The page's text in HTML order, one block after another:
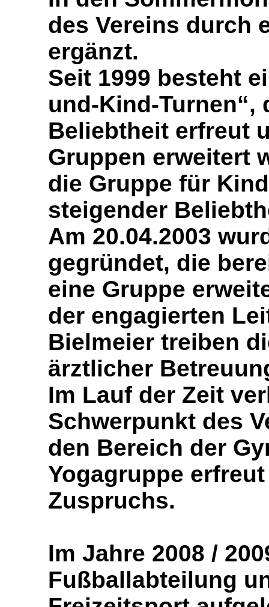
des Vereins durch
ergänzt.
Seit 1999 besteht
und-Kind-Turnen“,
Beliebtheit erfreut
Gruppen erweitert
die Gruppe für
steigender
Am 20.04.2003
gegründet, die
eine Gruppe
der engagierten
Bielmeier treiben
ärztlicher
Im Lauf der Zeit
Schwerpunkt des
den Bereich der
Yogagruppe
Zuspruchs.
Im Jahre 2008 /
Fußballabteilung